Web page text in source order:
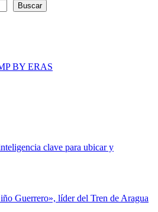
Buscar
BY ERAS
clave para ubicar y
Guerrero», líder del Tren de Aragua